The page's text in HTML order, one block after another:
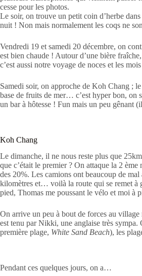
cesse pour les photos.
Le soir, on trouve un petit coin d’herbe
nuit ! Non mais normalement les coqs ne
Vendredi 19 et samedi 20 décembre, on
est bien chaude ! Autour d’une bière
c’est aussi notre voyage de noces et les
Samedi soir, on approche de Koh Chang ;
base de fruits de mer… c’est hyper bon, on
un bar à hôtesse ! Fun mais un peu gênant
Koh Chang
Le dimanche, il ne nous reste plus que
que c’était le premier ? On attaque la 2
des 20%. Les camions ont beaucoup de
kilomètres et… voilà la route qui se remet à
pied, Thomas me poussant le vélo et moi à
On arrive un peu à bout de forces au
est tenu par Nikki, une anglaise très sympa.
première plage, White Sand Beach), les
Pendant ces quelques jours, on a…